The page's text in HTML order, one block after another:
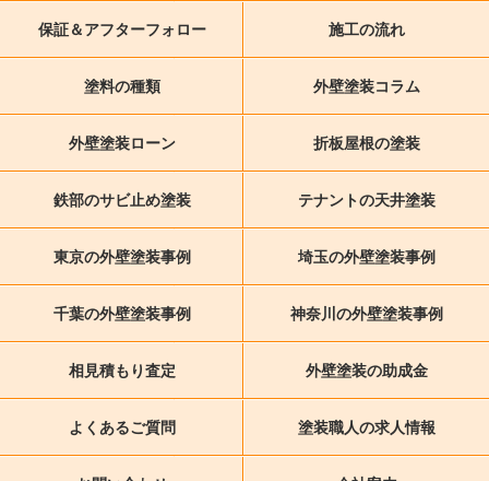
保証＆アフターフォロー 施工の流れ
塗料の種類 外壁塗装コラム
外壁塗装ローン 折板屋根の塗装
鉄部のサビ止め塗装 テナントの天井塗装
東京の外壁塗装事例 埼玉の外壁塗装事例
千葉の外壁塗装事例 神奈川の外壁塗装事例
相見積もり査定 外壁塗装の助成金
よくあるご質問 塗装職人の求人情報